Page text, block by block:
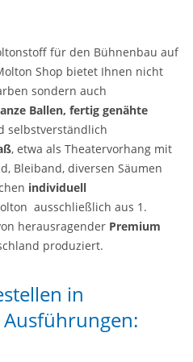
für den Bühnenbau auf
Shop bietet Ihnen nicht
sondern auch
Ballen, fertig genähte
selbstverständlich
, etwa als Theatervorhang mit
Bleiband, diversen Säumen
individuell
ausschließlich aus 1.
herausragender Premium
produziert.
in